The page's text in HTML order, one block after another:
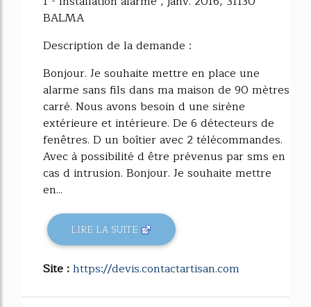
BALMA
Description de la demande :
Bonjour. Je souhaite mettre en place une
alarme sans fils dans ma maison de 90 mètres
carré. Nous avons besoin d une sirène
extérieure et intérieure. De 6 détecteurs de
fenêtres. D un boîtier avec 2 télécommandes.
Avec à possibilité d être prévenus par sms en
cas d intrusion. Bonjour. Je souhaite mettre
en...
LIRE LA SUITE
Site :https://devis.contactartisan.com